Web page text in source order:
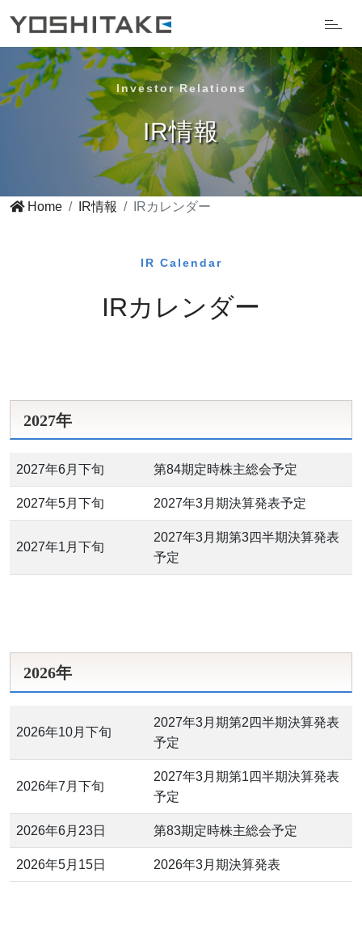
Investor Relations
IR情報
Home IR情報 IRカレンダー
IR Calendar
IRカレンダー
2027年
2027年6月下旬 第84期定時株主総会予定
2027年5月下旬 2027年3月期決算発表予定
2027年1月下旬
2027年3月期第3四半期決算発表
予定
2026年
2026年10月下旬
2027年3月期第2四半期決算発表
予定
2026年7月下旬
2027年3月期第1四半期決算発表
予定
2026年6月23日 第83期定時株主総会予定
2026年5月15日 2026年3月期決算発表